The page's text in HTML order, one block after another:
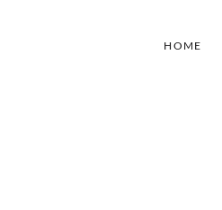
HOME